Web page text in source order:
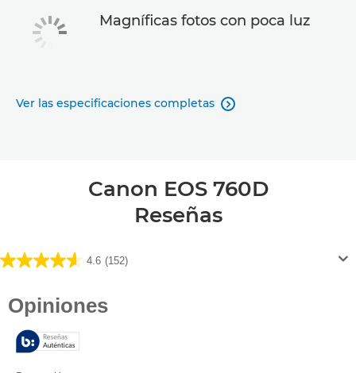
Magníficas fotos con poca luz
Ver las especificaciones completas 
Canon EOS 760D
Reseñas
4.6 (152)
4.6
estrellas.
reseñas